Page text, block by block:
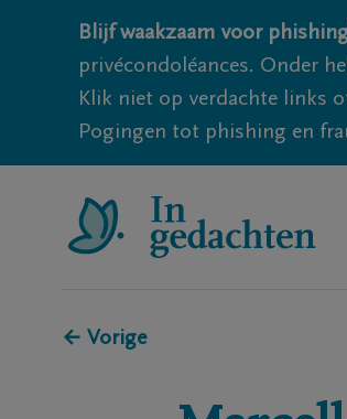
Blijf waakzaam voor
privécondoléances. Onder
Klik niet op verdachte links
Pogingen tot phishing en
← Vorige